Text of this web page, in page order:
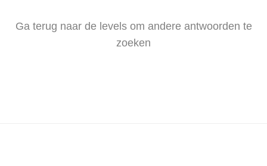
Ga terug naar de levels om andere antwoorden te
zoeken